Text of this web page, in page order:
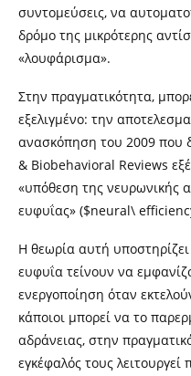
συντομεύσεις, να
δρόμο της μικρότερης
«λουφάρισμα».
Στην πραγματικότητα,
εξελιγμένο: την
ανασκόπηση του 2009 που
& Biobehavioral Reviews
«υπόθεση της νευρωνικής
ευφυΐας» ($neural\
Η θεωρία αυτή
ευφυΐα τείνουν να
ενεργοποίηση όταν
κάποιοι μπορεί να το
αδράνειας, στην
εγκέφαλός τους